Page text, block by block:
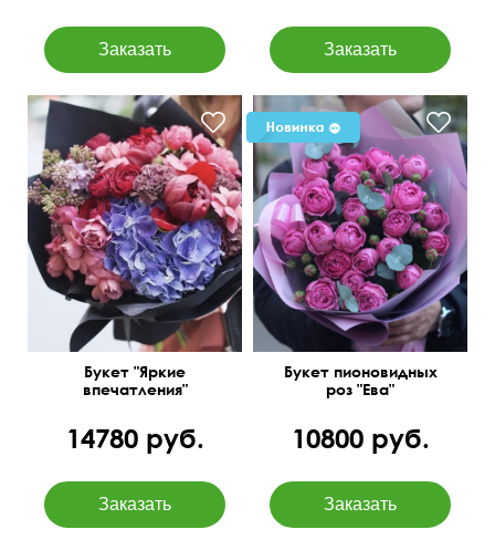
Кустовая роза
пионовидная, гвоздика
лунная, гортензия, пион,
сирень
Букет "Яркие
впечатления"
14780 руб.
Букет пионовидных
роз "Ева"
10800 руб.